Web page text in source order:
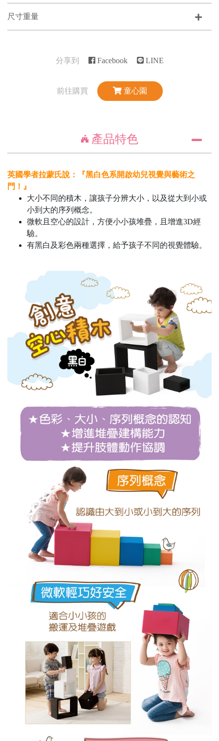
尺寸重量
分享到 Facebook LINE
前往購買 童心園
產品特色
英國學者拉蒙氏說：『黑白色系開啟幼兒視覺與藝術之
門！』
大小不同的積木，讓孩子分辨大小，以及從大到小或
小到大的序列概念。
微軟且空心的設計，方便小小孩堆疊，且增進3D經
驗。
有黑白及彩色兩種選擇，給予孩子不同的視覺體驗。